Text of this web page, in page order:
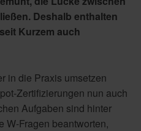
Deshalb enthalten
Kurzem auch
in die Praxis umsetzen
Zertifizierungen nun auch
Aufgaben sind hinter
W-Fragen beantworten,